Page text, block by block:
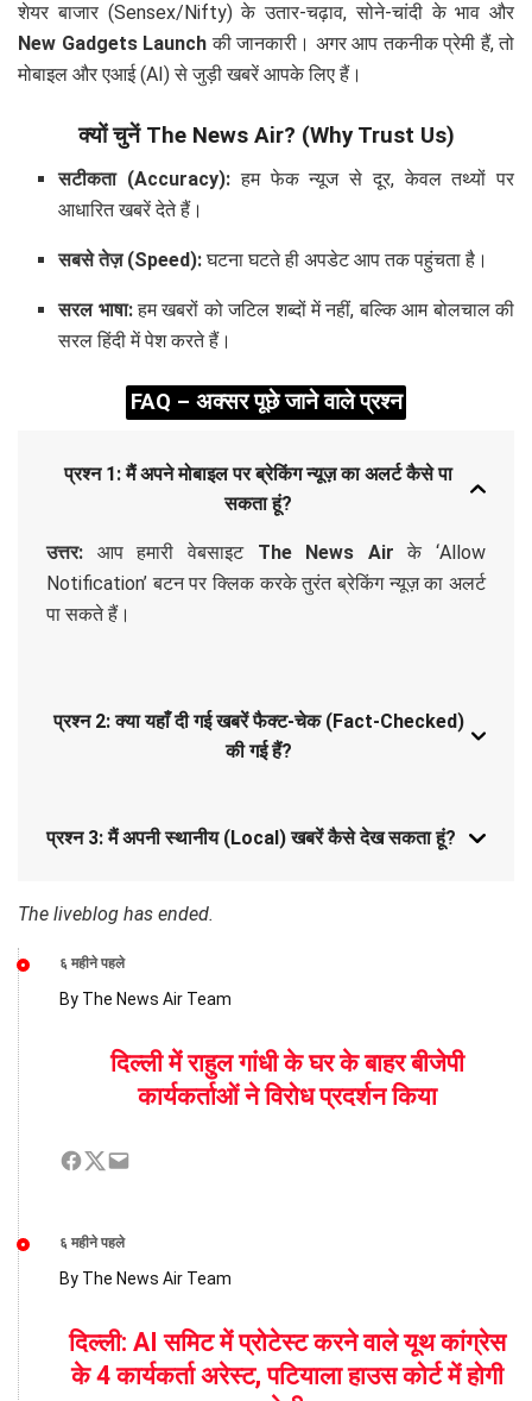
शेयर बाजार (Sensex/Nifty) के उतार-चढ़ाव, सोने-चांदी के भाव और
New Gadgets Launch की जानकारी। अगर आप तकनीक प्रेमी हैं, तो
मोबाइल और एआई (AI) से जुड़ी खबरें आपके लिए हैं।
क्यों चुनें The News Air? (Why Trust Us)
सटीकता (Accuracy): हम फेक न्यूज से दूर, केवल तथ्यों पर
आधारित खबरें देते हैं।
सबसे तेज़ (Speed):घटना घटते ही अपडेट आप तक पहुंचता है।
सरल भाषा:हम खबरों को जटिल शब्दों में नहीं, बल्कि आम बोलचाल की
सरल हिंदी में पेश करते हैं।
FAQ – अक्सर पूछे जाने वाले प्रश्न
प्रश्न 1: मैं अपने मोबाइल पर ब्रेकिंग न्यूज़ का अलर्ट कैसे पा
सकता हूं?
उत्तर: आप हमारी वेबसाइट The News Air के ‘Allow
Notification’ बटन पर क्लिक करके तुरंत ब्रेकिंग न्यूज़ का अलर्ट
पा सकते हैं।
प्रश्न 2: क्या यहाँ दी गई खबरें फैक्ट-चेक (Fact-Checked)
की गई हैं?
प्रश्न 3: मैं अपनी स्थानीय (Local) खबरें कैसे देख सकता हूं?
The liveblog has ended.
६ महीने पहले
By The News Air Team
दिल्ली में राहुल गांधी के घर के बाहर बीजेपी
कार्यकर्ताओं ने विरोध प्रदर्शन किया
६ महीने पहले
By The News Air Team
दिल्ली: AI समिट में प्रोटेस्ट करने वाले यूथ कांग्रेस
के 4 कार्यकर्ता अरेस्ट, पटियाला हाउस कोर्ट में होगी